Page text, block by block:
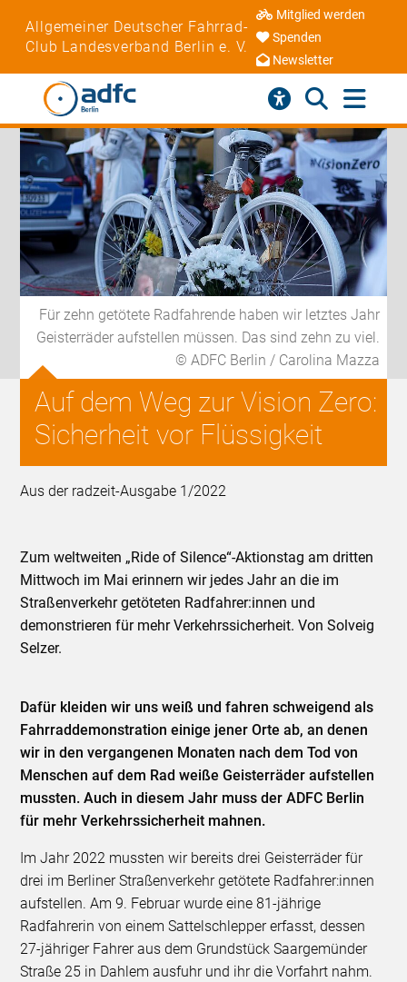
Allgemeiner Deutscher Fahrrad-
Club Landesverband Berlin e. V.
Mitglied werden
Spenden
Newsletter
Für zehn getötete Radfahrende haben wir letztes Jahr
Geisterräder aufstellen müssen. Das sind zehn zu viel.
© ADFC Berlin / Carolina Mazza
Auf dem Weg zur Vision Zero:
Sicherheit vor Flüssigkeit
Aus der radzeit-Ausgabe 1/2022
Zum weltweiten „Ride of Silence“-Aktionstag am dritten
Mittwoch im Mai erinnern wir jedes Jahr an die im
Straßenverkehr getöteten Radfahrer:innen und
demonstrieren für mehr Verkehrssicherheit. Von Solveig
Selzer.
Dafür kleiden wir uns weiß und fahren schweigend als
Fahrraddemonstration einige jener Orte ab, an denen
wir in den vergangenen Monaten nach dem Tod von
Menschen auf dem Rad weiße Geisterräder aufstellen
mussten. Auch in diesem Jahr muss der ADFC Berlin
für mehr Verkehrssicherheit mahnen.
Im Jahr 2022 mussten wir bereits drei Geisterräder für
drei im Berliner Straßenverkehr getötete Radfahrer:innen
aufstellen. Am 9. Februar wurde eine 81-jährige
Radfahrerin von einem Sattelschlepper erfasst, dessen
27-jähriger Fahrer aus dem Grundstück Saargemünder
Straße 25 in Dahlem ausfuhr und ihr die Vorfahrt nahm.